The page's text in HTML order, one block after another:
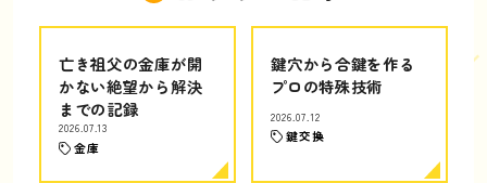
亡き祖父の金庫が開
かない絶望から解決
までの記録
2026.07.13
金庫
鍵穴から合鍵を作る
プロの特殊技術
2026.07.12
鍵交換